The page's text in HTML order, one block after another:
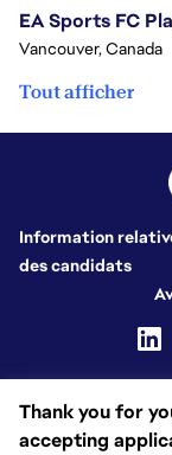
Thank you for
accepting
Vancouver, Canada
Tout afficher
Information
des candidats